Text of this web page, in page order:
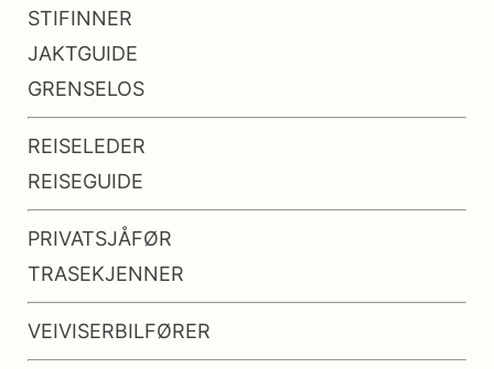
STIFINNER
JAKTGUIDE
GRENSELOS
REISELEDER
REISEGUIDE
PRIVATSJÅFØR
TRASEKJENNER
VEIVISERBILFØRER